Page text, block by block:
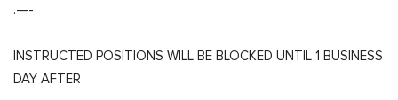
.—-
INSTRUCTED POSITIONS WILL BE BLOCKED UNTIL 1 BUSINESS
DAY AFTER